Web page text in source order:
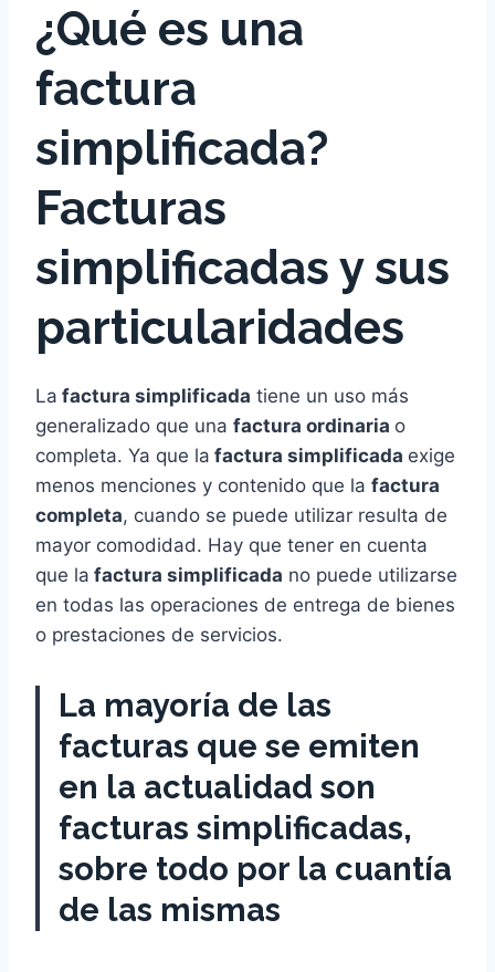
¿Qué es una
factura
simplificada?
Facturas
simplificadas y sus
particularidades
La factura simplificada tiene un uso más
generalizado que una factura ordinaria o
completa. Ya que la factura simplificada exige
menos menciones y contenido que la factura
completa, cuando se puede utilizar resulta de
mayor comodidad. Hay que tener en cuenta
que la factura simplificada no puede utilizarse
en todas las operaciones de entrega de bienes
o prestaciones de servicios.
La mayoría de las
facturas que se emiten
en la actualidad son
facturas simplificadas,
sobre todo por la cuantía
de las mismas